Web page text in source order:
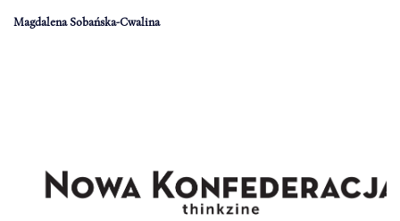
Magdalena Sobańska-Cwalina